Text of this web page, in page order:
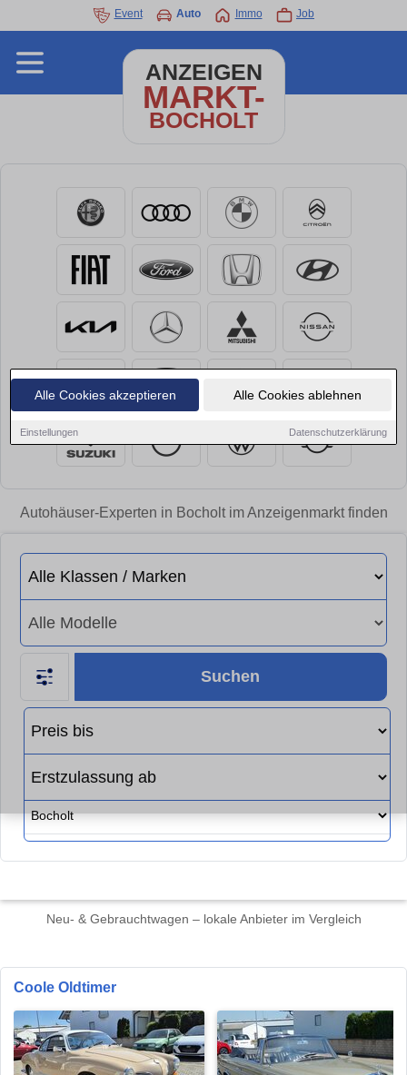
Alle Cookies akzeptieren Alle Cookies ablehnen
Einstellungen Datenschutzerklärung
Event Auto Immo Job
ANZEIGEN
MARKT-
BOCHOLT
Autohäuser-Experten in Bocholt im Anzeigenmarkt finden
Suchen
Neu- & Gebrauchtwagen – lokale Anbieter im Vergleich
Coole Oldtimer